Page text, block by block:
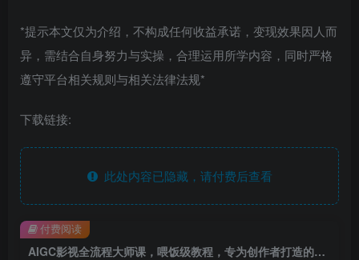
*提示本文仅为介绍，不构成任何收益承诺，变现效果因人而
异，需结合自身努力与实操，合理运用所学内容，同时严格
遵守平台相关规则与相关法律法规*
下载链接:
此处内容已隐藏，请付费后查看
AIGC影视全流程大师课，喂饭级教程，专为创作者打造的AI视频全流程实战指南
付费阅读